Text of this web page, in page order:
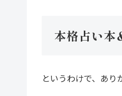
本格占い本
というわけで、あり